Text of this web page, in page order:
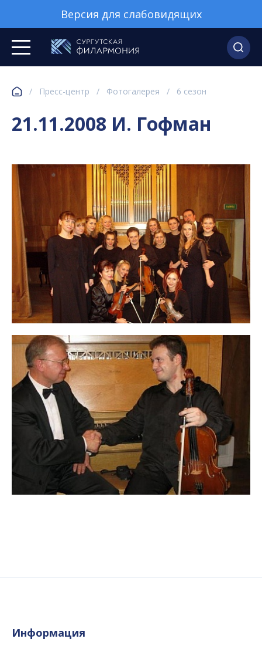
Версия для слабовидящих
/ Пресс-центр / Фотогалерея / 6 сезон
21.11.2008 И. Гофман
Информация